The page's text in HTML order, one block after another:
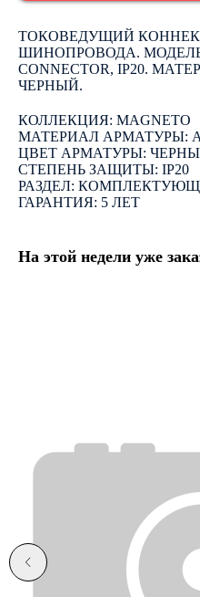
ТОКОВЕДУЩИЙ
ШИНОПРОВОДА. МОДЕЛЬ:
CONNECTOR, IP20.
ЧЕРНЫЙ.
КОЛЛЕКЦИЯ: MAGNETO
МАТЕРИАЛ АРМАТУРЫ:
ЦВЕТ АРМАТУРЫ:
СТЕПЕНЬ ЗАЩИТЫ: IP20
РАЗДЕЛ:
ГАРАНТИЯ: 5 ЛЕТ
На этой недели уже